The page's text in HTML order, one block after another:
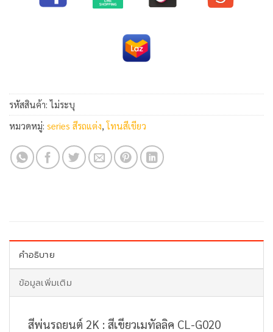
รหัสสินค้า:ไม่ระบุ
หมวดหมู่: series สีรถแต่ง,โทนสีเขียว
คำอธิบาย
ข้อมูลเพิ่มเติม
สีพ่นรถยนต์ 2K : สีเขียวเมทัลลิค CL-G020